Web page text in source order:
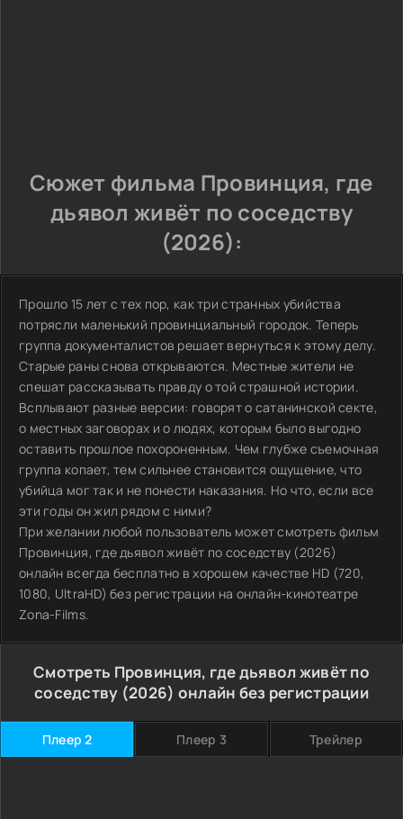
Сюжет фильма Провинция, где
дьявол живёт по соседству
(2026):
Прошло 15 лет с тех пор, как три странных убийства
потрясли маленький провинциальный городок. Теперь
группа документалистов решает вернуться к этому делу.
Старые раны снова открываются. Местные жители не
спешат рассказывать правду о той страшной истории.
Всплывают разные версии: говорят о сатанинской секте,
о местных заговорах и о людях, которым было выгодно
оставить прошлое похороненным. Чем глубже съемочная
группа копает, тем сильнее становится ощущение, что
убийца мог так и не понести наказания. Но что, если все
эти годы он жил рядом с ними?
При желании любой пользователь может смотреть фильм
Провинция, где дьявол живёт по соседству (2026)
онлайн всегда бесплатно в хорошем качестве HD (720,
1080, UltraHD) без регистрации на онлайн-кинотеатре
Zona-Films.
Смотреть Провинция, где дьявол живёт по
соседству (2026) онлайн без регистрации
Плеер 2 Плеер 3 Трейлер